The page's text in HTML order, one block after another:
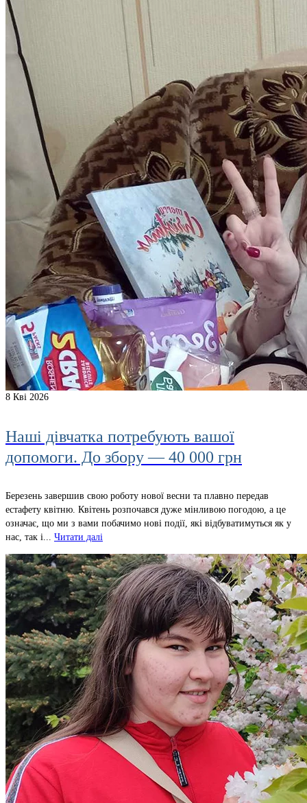
8 Кві 2026
Наші дівчатка потребують вашої
допомоги. До збору — 40 000 грн
Березень завершив свою роботу нової весни та плавно передав
естафету квітню. Квітень розпочався дуже мінливою погодою, а це
означає, що ми з вами побачимо нові події, які відбуватимуться як у
нас, так і... Читати далі